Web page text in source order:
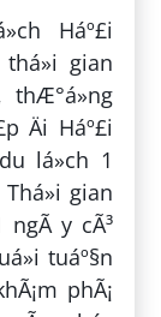
Háº£i
gian
thÆ°á»ng
Äi Háº£i
lá»ch 1
gian
ngÃ y cÃ³
tuáº§n
phÃ¡